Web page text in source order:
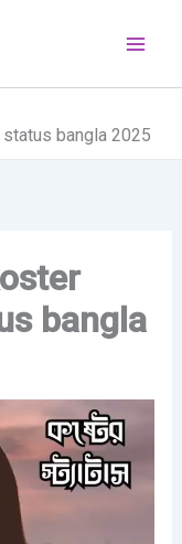
status bangla 2025
bangla